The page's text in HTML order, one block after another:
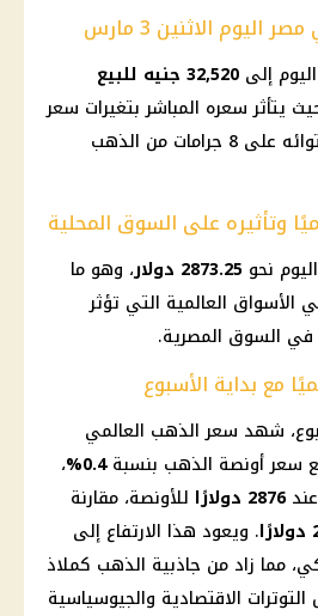
الاثنين 3 مارس
إلى 32,520 جنيه للبيع
يتأثر سعره المباشر بتغيرات سعر
الذهب
وتأثيره على السوق المحلية
نحو 2873.25 دولار، وهو ما
الأسواق العالمية التي تؤثر
في السوق المصرية.
مع بداية الأسبوع
شهد سعر الذهب العالمي
سعر أونصة الذهب بنسبة0.4% ،
2876 دولارًا
للأونصة، مقارنة
. ويعود هذا الارتفاع إلى
، مما زاد من جاذبية الذهب كملاذ
الاقتصادية والجيوسياسية